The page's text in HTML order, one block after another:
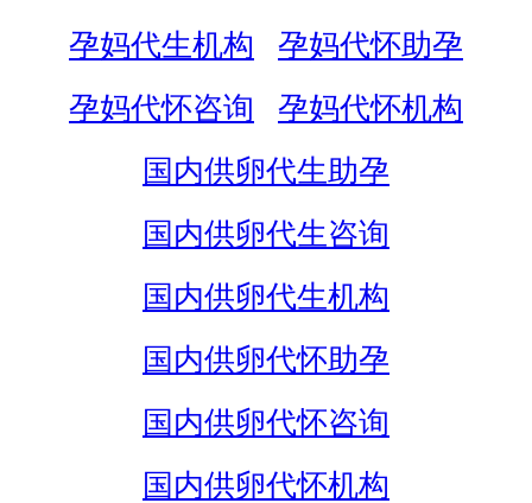
孕妈代生机构
孕妈代怀助孕
孕妈代怀咨询
孕妈代怀机构
国内供卵代生助孕
国内供卵代生咨询
国内供卵代生机构
国内供卵代怀助孕
国内供卵代怀咨询
国内供卵代怀机构